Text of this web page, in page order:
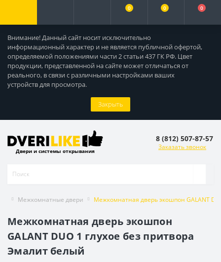
Внимание! Данный сайт носит исключительно
информационный характер и не является публичной офертой,
определяемой положениями части 2 статьи 437 ГК РФ. Цвет
продукции, представленной на сайте может отличаться от
реального, в связи с различными настройками ваших
устройств для просмотра.
Закрыть
0 0 0
Двери и системы открывания
8 (812) 507-87-57
Заказать звонок
Межкомнатные двери Межкомнатная дверь экошпон GALANT
Межкомнатная дверь экошпон
GALANT DUO 1 глухое без притвора
Эмалит белый